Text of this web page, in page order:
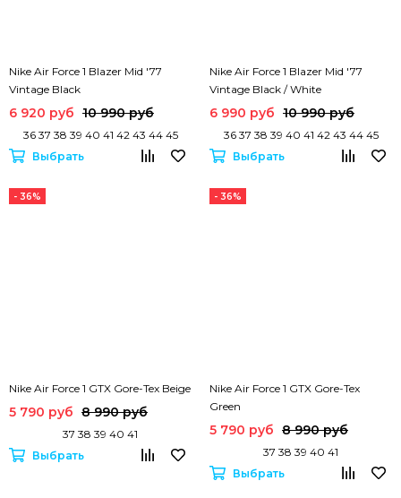
Nike Air Force 1 Blazer Mid '77
Vintage Black
6 920 руб 10 990 руб
36 37 38 39 40 41 42 43 44 45
Выбрать
Nike Air Force 1 Blazer Mid '77
Vintage Black / White
6 990 руб 10 990 руб
36 37 38 39 40 41 42 43 44 45
Выбрать
- 36%
Nike Air Force 1 GTX Gore-Tex Beige
5 790 руб 8 990 руб
37 38 39 40 41
Выбрать
- 36%
Nike Air Force 1 GTX Gore-Tex
Green
5 790 руб 8 990 руб
37 38 39 40 41
Выбрать